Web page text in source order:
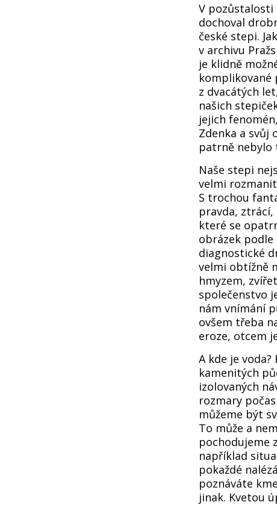
V pozůstalosti
dochoval
české stepi.
v archivu
je klidně
komplikované
z dvacátých
našich
jejich
Zdenka a svůj
patrně nebylo
Naše stepi
velmi
S trochou
pravda,
které se
obrázek
diagnostické
velmi obtížně
hmyzem,
společenstvo
nám vnímání
ovšem třeba
eroze, otcem
A kde je
kamenitých
izolovaných
rozmary
můžeme být
To může a
pochodujeme
například
pokaždé
poznáváte
jinak. Kvetou